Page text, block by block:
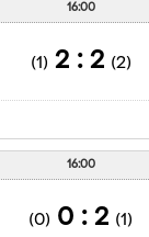
16:00
(2)
2 : 2
(1)
16:00
(1)
2 : 0
(0)